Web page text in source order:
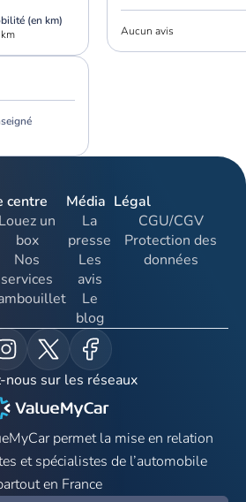
(en km)
Aucun avis
centre
Louez un
box
Nos
services
Média
La
presse
Les
avis
Le
blog
Légal
CGU/CGV
Protection des
données
nous sur les réseaux
permet la mise en relation
et spécialistes de l’automobile
en France